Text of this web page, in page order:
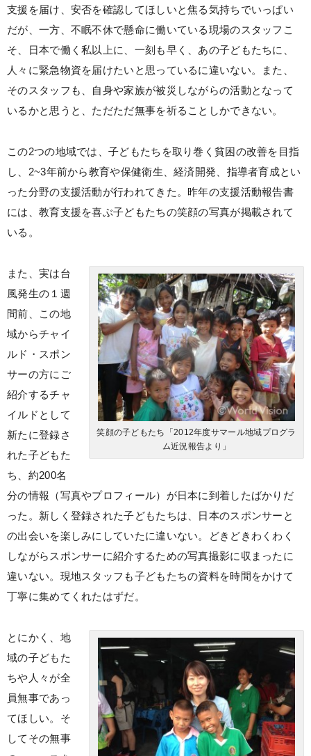
支援を届け、安否を確認してほしいと焦る気持ちでいっぱい
だが、一方、不眠不休で懸命に働いている現場のスタッフこ
そ、日本で働く私以上に、一刻も早く、あの子どもたちに、
人々に緊急物資を届けたいと思っているに違いない。また、
そのスタッフも、自身や家族が被災しながらの活動となって
いるかと思うと、ただただ無事を祈ることしかできない。
この2つの地域では、子どもたちを取り巻く貧困の改善を目指
し、2~3年前から教育や保健衛生、経済開発、指導者育成とい
った分野の支援活動が行われてきた。昨年の支援活動報告書
には、教育支援を喜ぶ子どもたちの笑顔の写真が掲載されて
いる。
笑顔の子どもたち「2012年度サマール地域プログラ
ム近況報告より」
また、実は台
風発生の１週
間前、この地
域からチャイ
ルド・スポン
サーの方にご
紹介するチャ
イルドとして
新たに登録さ
れた子どもた
ち、約200名
分の情報（写真やプロフィール）が日本に到着したばかりだ
った。新しく登録された子どもたちは、日本のスポンサーと
の出会いを楽しみにしていたに違いない。どきどきわくわく
しながらスポンサーに紹介するための写真撮影に収まったに
違いない。現地スタッフも子どもたちの資料を時間をかけて
丁寧に集めてくれたはずだ。
とにかく、地
域の子どもた
ちや人々が全
員無事であっ
てほしい。そ
してその無事